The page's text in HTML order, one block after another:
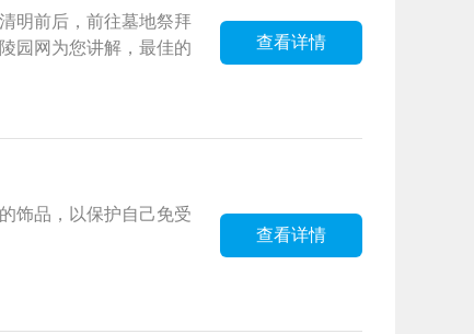
明前后，前往墓地祭拜
园网为您讲解，最佳的
查看详情
饰品，以保护自己免受
查看详情